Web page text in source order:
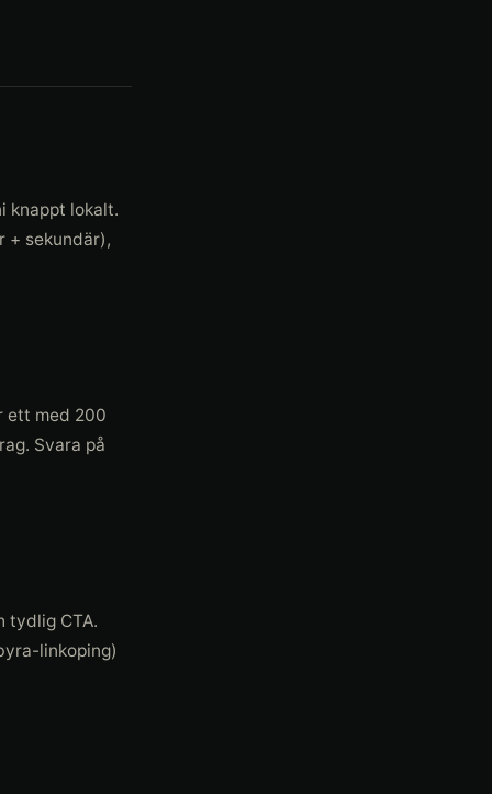
knappt lokalt.
+ sekundär),
ett med 200
Svara på
tydlig CTA.
linkoping)